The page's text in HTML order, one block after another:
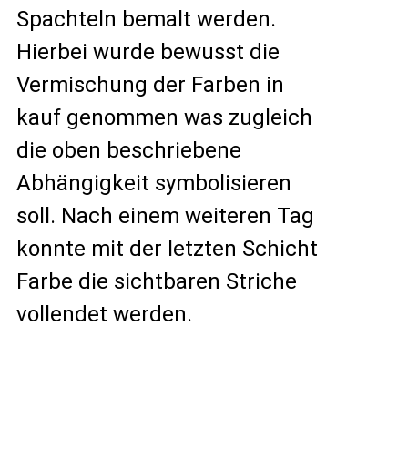
Spachteln bemalt werden.
Hierbei wurde bewusst die
Vermischung der Farben in
kauf genommen was zugleich
die oben beschriebene
Abhängigkeit symbolisieren
soll. Nach einem weiteren Tag
konnte mit der letzten Schicht
Farbe die sichtbaren Striche
vollendet werden.